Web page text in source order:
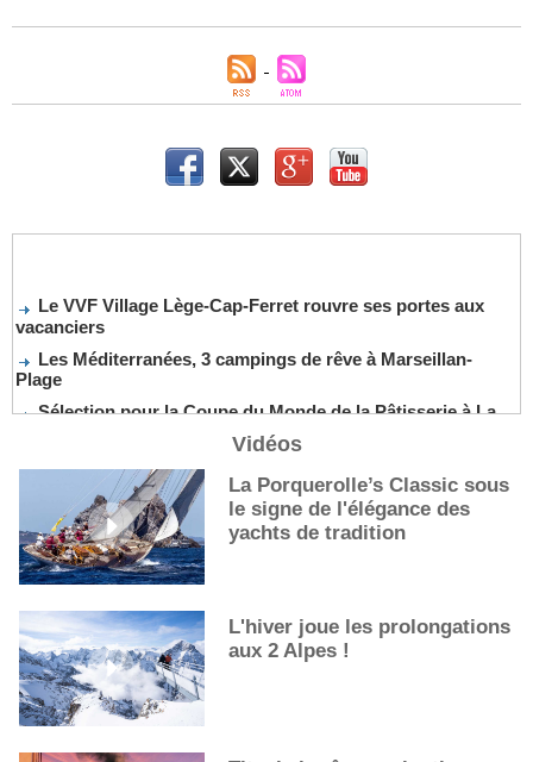
Le VVF Village Lège-Cap-Ferret rouvre ses portes aux
vacanciers
Les Méditerranées, 3 campings de rêve à Marseillan-
Plage
Sélection pour la Coupe du Monde de la Pâtisserie à La
De nouveaux cocktails, stars de l’été
Les cocktails, stars de l’été
La première sélection des grappes du Guide Michelin
Vidéos
La Porquerolle’s Classic sous
le signe de l'élégance des
yachts de tradition
L'hiver joue les prolongations
aux 2 Alpes !